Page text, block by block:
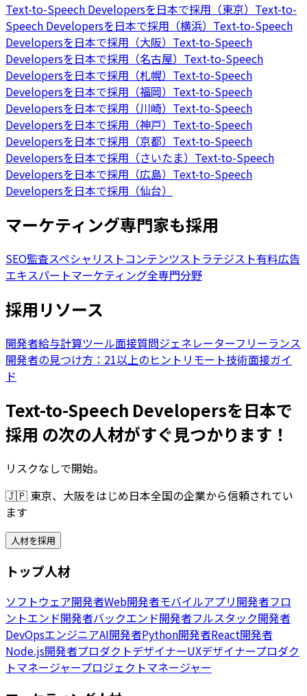
Text-to-Speech Developersを日本で採用（東京） Text-to-
Speech Developersを日本で採用（横浜） Text-to-Speech
Developersを日本で採用（大阪） Text-to-Speech
Developersを日本で採用（名古屋） Text-to-Speech
Developersを日本で採用（札幌） Text-to-Speech
Developersを日本で採用（福岡） Text-to-Speech
Developersを日本で採用（川崎） Text-to-Speech
Developersを日本で採用（神戸） Text-to-Speech
Developersを日本で採用（京都） Text-to-Speech
Developersを日本で採用（さいたま） Text-to-Speech
Developersを日本で採用（広島） Text-to-Speech
Developersを日本で採用（仙台）
マーケティング専門家も採用
SEO監査スペシャリストコンテンツストラテジスト有料広告
エキスパートマーケティング全専門分野
採用リソース
開発者給与計算ツール面接質問ジェネレーターフリーランス
開発者の見つけ方：21以上のヒント リモート技術面接ガイ
ド
Text-to-Speech Developersを日本で
採用 の次の人材がすぐ見つかります！
リスクなしで開始。
🇯🇵 東京、大阪をはじめ日本全国の企業から信頼されてい
ます
人材を採用
トップ人材
ソフトウェア開発者Web開発者モバイルアプリ開発者フロ
ントエンド開発者バックエンド開発者フルスタック開発者
DevOpsエンジニアAI開発者Python開発者React開発者
Node.js開発者プロダクトデザイナーUXデザイナープロダク
トマネージャープロジェクトマネージャー